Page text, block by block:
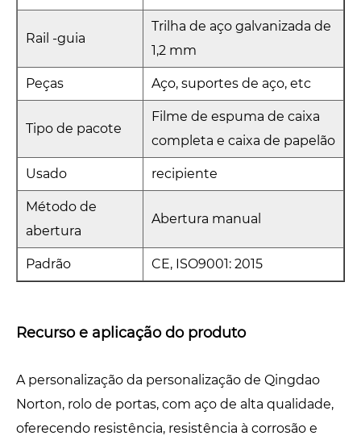
Rail -guia
Trilha de aço galvanizada de
1,2 mm
Peças Aço, suportes de aço, etc
Tipo de pacote
Filme de espuma de caixa
completa e caixa de papelão
Usado recipiente
Método de
abertura
Abertura manual
Padrão CE, ISO9001: 2015
Recurso e aplicação do produto
A personalização da personalização de Qingdao
Norton, rolo de portas, com aço de alta qualidade,
oferecendo resistência, resistência à corrosão e